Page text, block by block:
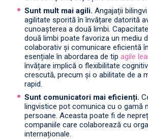
Sunt mult mai agili. Angajații
agilitate sporită în învățare datorită
cunoașterea a două limbi.
două limbi poate favoriza un mediu
colaborativ și comunicare eficientă
esențiale în abordarea de tip agile
învățare implică o flexibilitate
crescută, precum și o abilitate de a
rapid.
Sunt comunicatori mai eficienți.
lingvistice pot comunica cu o gamă
persoane. Aceasta poate fi de
companiile care colaborează cu
internaționale.